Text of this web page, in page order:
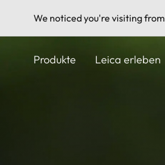
We noticed you're visiting from
Produkte Leica erleben